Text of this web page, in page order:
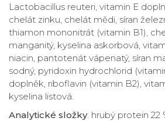
Lactobacillus reuteri, vitamin E
chelát zinku, chelát mědi, síran
thiamon mononitrát (vitamin B1),
manganitý, kyselina askorbová,
niacin, pantotenát vápenatý, síran
sodný, pyridoxin hydrochlorid
doplněk, riboflavin (vitamin B2),
kyselina listová.
Analytické složky: hrubý protein 22